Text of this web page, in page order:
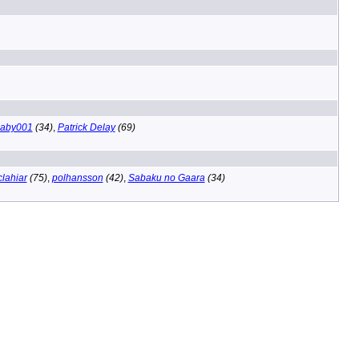
(34), Patrick Delay(69)
(75), polhansson (42), Sabaku no Gaara (34)